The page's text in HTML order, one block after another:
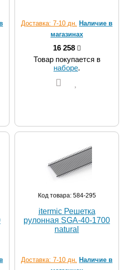
Доставка: 7-10 дн. Наличие в
магазинах
16 258
Товар покупается в
наборе.
Код товара: 584-295
itermic Решетка
рулонная SGA-40-1700
natural
Доставка: 7-10 дн. Наличие в